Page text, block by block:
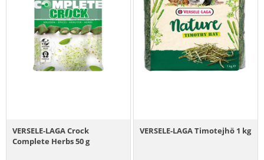
VERSELE-LAGA Crock
Complete Herbs 50 g
VERSELE-LAGA Timotejhö 1 kg